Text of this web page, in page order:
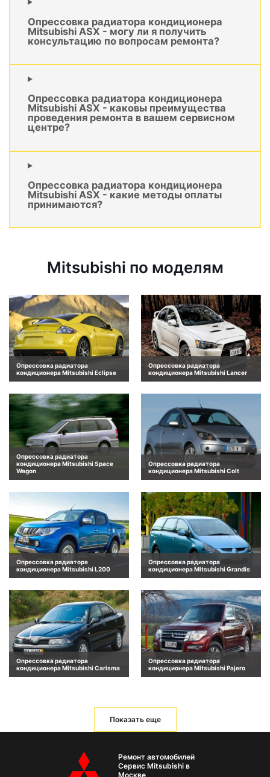
Опрессовка радиатора кондиционера
Mitsubishi ASX - могу ли я получить
консультацию по вопросам ремонта?
Опрессовка радиатора кондиционера
Mitsubishi ASX - каковы преимущества
проведения ремонта в вашем сервисном
центре?
Опрессовка радиатора кондиционера
Mitsubishi ASX - какие методы оплаты
принимаются?
Mitsubishi по моделям
Опрессовка радиатора
кондиционера Mitsubishi Eclipse
Опрессовка радиатора
кондиционера Mitsubishi Lancer
Опрессовка радиатора
кондиционера Mitsubishi Space
Wagon
Опрессовка радиатора
кондиционера Mitsubishi Colt
Опрессовка радиатора
кондиционера Mitsubishi L200
Опрессовка радиатора
кондиционера Mitsubishi Grandis
Опрессовка радиатора
кондиционера Mitsubishi Carisma
Опрессовка радиатора
кондиционера Mitsubishi Pajero
Показать еще
Ремонт автомобилей
Сервис Mitsubishi в
Москве